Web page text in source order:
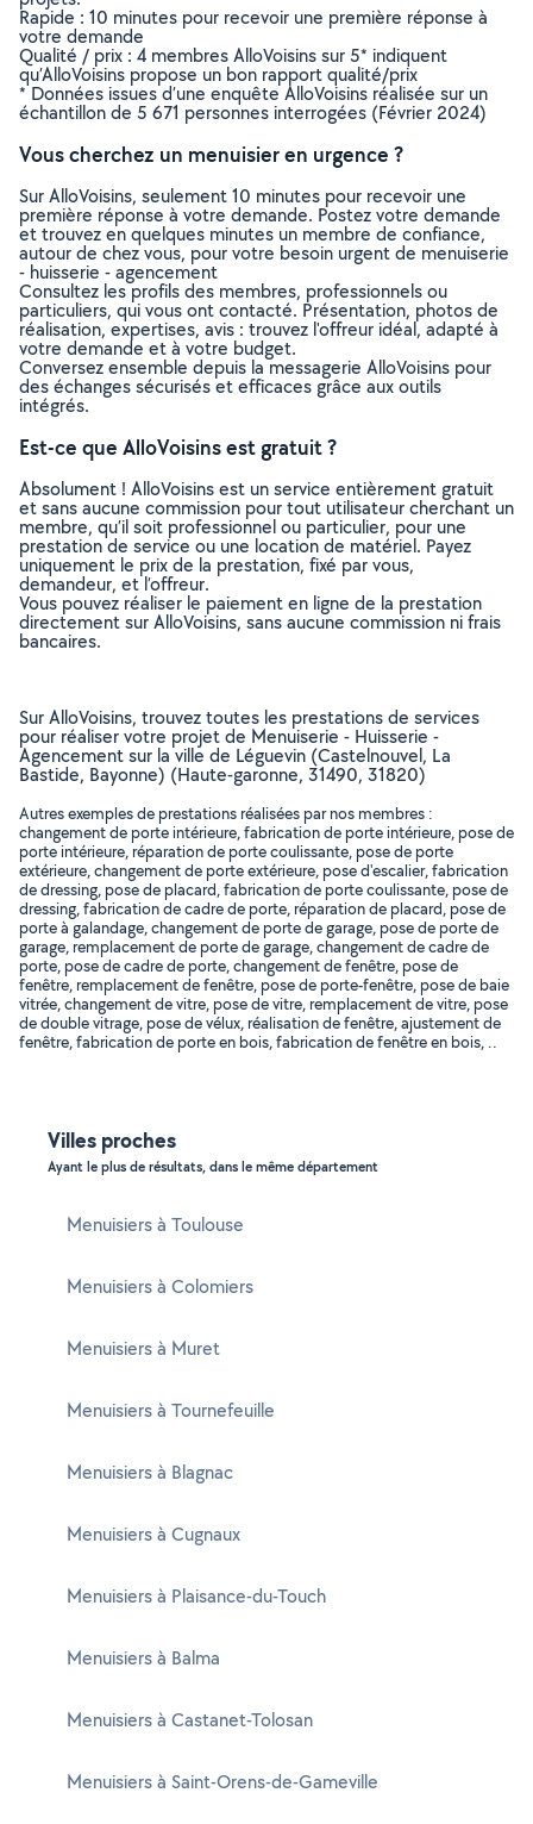
Rapide : 10 minutes pour recevoir une première réponse à
votre demande
Qualité / prix : 4 membres AlloVoisins sur 5* indiquent
qu’AlloVoisins propose un bon rapport qualité/prix
* Données issues d’une enquête AlloVoisins réalisée sur un
échantillon de 5 671 personnes interrogées (Février 2024)
Vous cherchez un menuisier en urgence ?
Sur AlloVoisins, seulement 10 minutes pour recevoir une
première réponse à votre demande. Postez votre demande
et trouvez en quelques minutes un membre de confiance,
autour de chez vous, pour votre besoin urgent de menuiserie
- huisserie - agencement
Consultez les profils des membres, professionnels ou
particuliers, qui vous ont contacté. Présentation, photos de
réalisation, expertises, avis : trouvez l'offreur idéal, adapté à
votre demande et à votre budget.
Conversez ensemble depuis la messagerie AlloVoisins pour
des échanges sécurisés et efficaces grâce aux outils
intégrés.
Est-ce que AlloVoisins est gratuit ?
Absolument ! AlloVoisins est un service entièrement gratuit
et sans aucune commission pour tout utilisateur cherchant un
membre, qu’il soit professionnel ou particulier, pour une
prestation de service ou une location de matériel. Payez
uniquement le prix de la prestation, fixé par vous,
demandeur, et l’offreur.
Vous pouvez réaliser le paiement en ligne de la prestation
directement sur AlloVoisins, sans aucune commission ni frais
bancaires.
Sur AlloVoisins, trouvez toutes les prestations de services
pour réaliser votre projet de Menuiserie - Huisserie -
Agencement sur la ville de Léguevin (Castelnouvel, La
Bastide, Bayonne) (Haute-garonne, 31490, 31820)
Autres exemples de prestations réalisées par nos membres :
changement de porte intérieure, fabrication de porte intérieure, pose de
porte intérieure, réparation de porte coulissante, pose de porte
extérieure, changement de porte extérieure, pose d'escalier, fabrication
de dressing, pose de placard, fabrication de porte coulissante, pose de
dressing, fabrication de cadre de porte, réparation de placard, pose de
porte à galandage, changement de porte de garage, pose de porte de
garage, remplacement de porte de garage, changement de cadre de
porte, pose de cadre de porte, changement de fenêtre, pose de
fenêtre, remplacement de fenêtre, pose de porte-fenêtre, pose de baie
vitrée, changement de vitre, pose de vitre, remplacement de vitre, pose
de double vitrage, pose de vélux, réalisation de fenêtre, ajustement de
fenêtre, fabrication de porte en bois, fabrication de fenêtre en bois, ..
Villes proches
Ayant le plus de résultats, dans le même département
Menuisiers à Toulouse
Menuisiers à Colomiers
Menuisiers à Muret
Menuisiers à Tournefeuille
Menuisiers à Blagnac
Menuisiers à Cugnaux
Menuisiers à Plaisance-du-Touch
Menuisiers à Balma
Menuisiers à Castanet-Tolosan
Menuisiers à Saint-Orens-de-Gameville